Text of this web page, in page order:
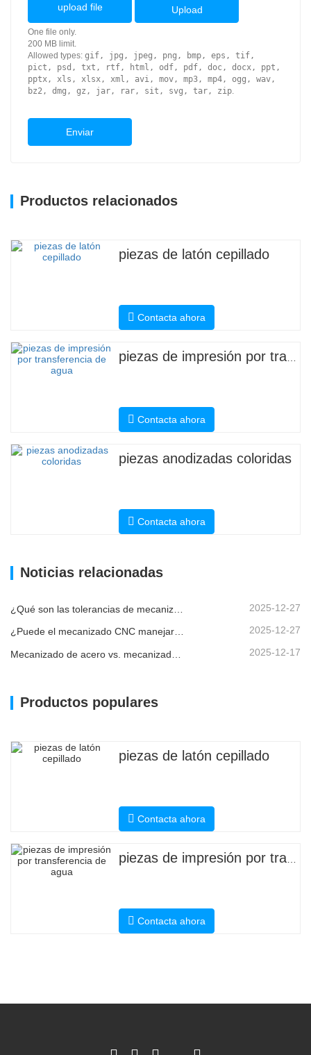
upload file Upload
One file only.
200 MB limit.
Allowed types: gif, jpg, jpeg, png, bmp, eps, tif,
pict, psd, txt, rtf, html, odf, pdf, doc, docx, ppt,
pptx, xls, xlsx, xml, avi, mov, mp3, mp4, ogg, wav,
bz2, dmg, gz, jar, rar, sit, svg, tar, zip
Enviar
Productos relacionados
piezas de latón cepillado
Contacta ahora
Contacta ahora
piezas anodizadas coloridas
Contacta ahora
Noticias relacionadas
2025-12-27
¿Puede el mecanizado CNC manejar piezas metálicas personalizadas? 2025-12-27
2025-12-17
Productos populares
piezas de latón cepillado
Contacta ahora
Contacta ahora